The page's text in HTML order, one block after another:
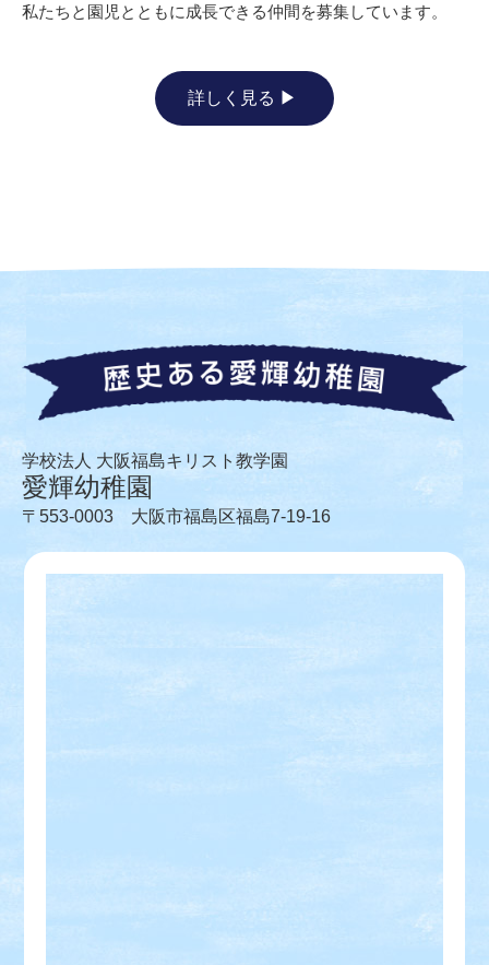
私たちと園児とともに成長できる仲間を募集しています。
詳しく見る
学校法人 大阪福島キリスト教学園
愛輝幼稚園
〒553-0003 大阪市福島区福島7-19-16